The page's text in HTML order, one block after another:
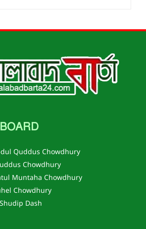
Quddus Chowdhury
Chowdhury
Muntaha Chowdhury
Chowdhury
Shudip Dash